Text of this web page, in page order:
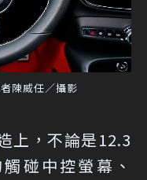
陳威任／攝影
上，不論是12.3
碰中控螢幕、